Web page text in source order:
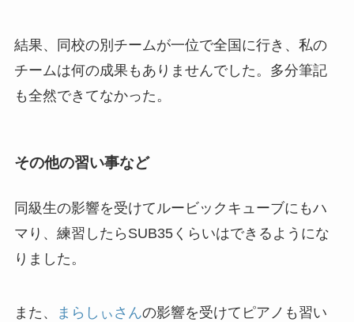
結果、同校の別チームが一位で全国に行き、私の
チームは何の成果もありませんでした。多分筆記
も全然できてなかった。
その他の習い事など
同級生の影響を受けてルービックキューブにもハ
マり、練習したらSUB35くらいはできるようにな
りました。
また、 まらしぃさんの影響を受けてピアノも習い